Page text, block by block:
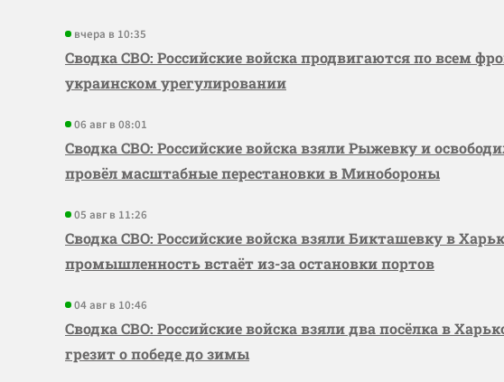
вчера в 10:35
Сводка СВО: Российские войска продвигаются по всем
украинском урегулировании
06 авг в 08:01
Сводка СВО: Российские войска взяли Рыжевку и
провёл масштабные перестановки в Минобороны
05 авг в 11:26
Сводка СВО: Российские войска взяли Бикташевку в
промышленность встаёт из-за остановки портов
04 авг в 10:46
Сводка СВО: Российские войска взяли два посёлка в
грезит о победе до зимы